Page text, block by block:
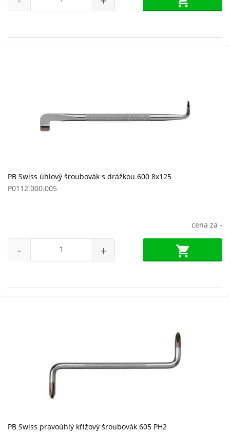
PB Swiss úhlový šroubovák s drážkou 600 8x125
P0112.000.005
cena za -
- +
PB Swiss pravoúhlý křížový šroubovák 605 PH2